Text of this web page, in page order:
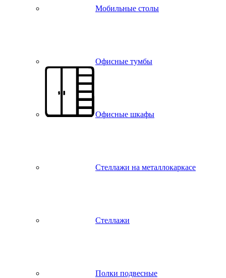
Мобильные столы
Офисные тумбы
Офисные шкафы
Стеллажи на металлокаркасе
Стеллажи
Полки подвесные